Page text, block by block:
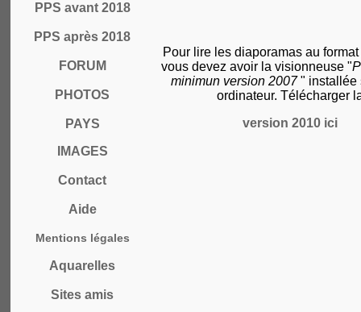
PPS avant 2018
PPS après 2018
FORUM
PHOTOS
PAYS
IMAGES
Contact
Aide
Mentions légales
Aquarelles
Sites amis
Pour lire les diaporamas au
vous devez avoir la visionneuse "
minimun version 2007" installée
ordinateur. Télécharger
version 2010 ici